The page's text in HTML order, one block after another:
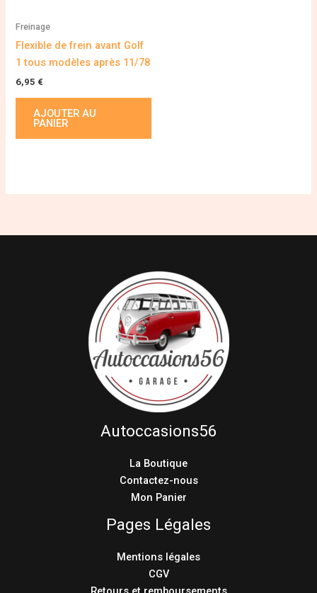
Freinage
Flexible de frein avant Golf
1 tous modèles après 11/78
6,95 €
AJOUTER AU
PANIER
Autoccasions56
La Boutique
Contactez-nous
Mon Panier
Pages Légales
Mentions légales
CGV